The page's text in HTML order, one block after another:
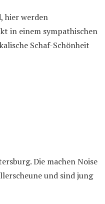
hier werden
in einem sympathischen
Schaf-Schönheit
Die machen Noise
und sind jung